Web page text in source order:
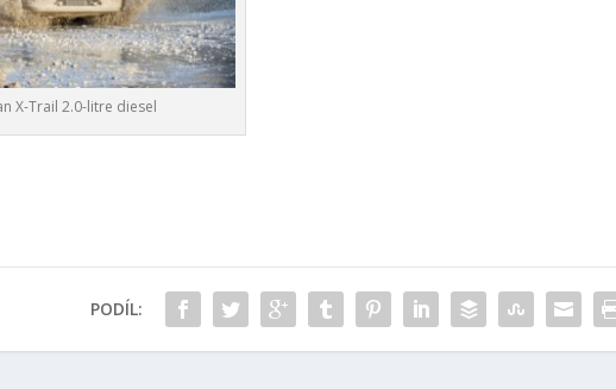
X-Trail 2.0-litre diesel
PODÍL: